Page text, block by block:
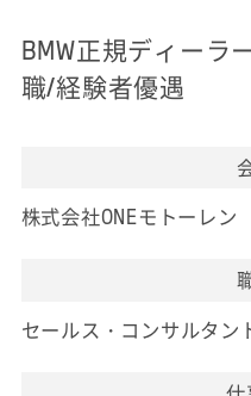
BMW正規ディーラ
職/経験者優遇
株式会社ONEモトーレン
セールス・コンサルタン